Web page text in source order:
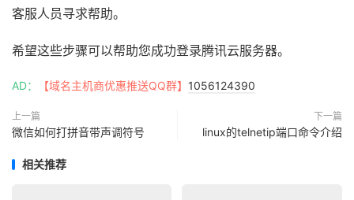
客服人员寻求帮助。
希望这些步骤可以帮助您成功登录腾讯云服务器。
AD： 【域名主机商优惠推送QQ群】 1056124390
上一篇
微信如何打拼音带声调符号
下一篇
linux的telnetip端口命令介绍
相关推荐